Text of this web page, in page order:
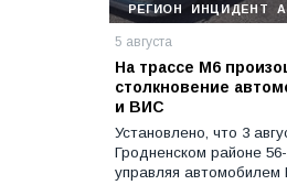
РЕГИОН ИНЦИДЕНТ
5 августа
На трассе М6
столкновение
и ВИС
Установлено, что 3
Гродненском районе
управляя автомобилем